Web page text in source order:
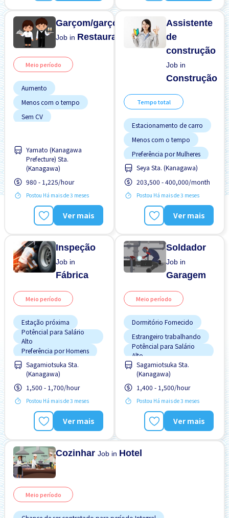
Garçom/garçonete
Job in Restaurante
Meio período
Aumento
Menos com o tempo
Sem CV
Yamato (Kanagawa
Prefecture) Sta.
(Kanagawa)
980 - 1,225/hour
Postou Há mais de 3 meses
Ver mais
Assistente
de
construção
Job in
Construção
Tempo total
Estacionamento de carro
Menos com o tempo
Preferência por Mulheres
Sem experiência OK
Transporte pago
Seya Sta. (Kanagawa)
203,500 - 400,000/month
Postou Há mais de 3 meses
Ver mais
Inspeção
Job in
Fábrica
Meio período
Estação próxima
Potêncial para Salário
Alto
Preferência por Homens
Sagamiotsuka Sta.
(Kanagawa)
1,500 - 1,700/hour
Postou Há mais de 3 meses
Ver mais
Soldador
Job in
Garagem
Meio período
Dormitório Fornecido
Estrangeiro trabalhando
Potêncial para Salário
Alto
Preferência por Homens
Transporte pago
Sagamiotsuka Sta.
(Kanagawa)
1,400 - 1,500/hour
Postou Há mais de 3 meses
Ver mais
CozinharJob in Hotel
Meio período